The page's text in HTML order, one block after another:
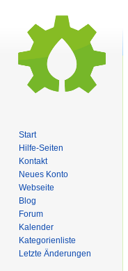
Start
Hilfe-Seiten
Kontakt
Neues Konto
Webseite
Blog
Forum
Kalender
Kategorienliste
Letzte Änderungen